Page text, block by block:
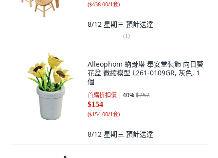
($438.00/1套)
8/12 星期三 預計送達
(1)
Alleophom 納骨塔 奉安堂裝飾 向日葵
花盆 微縮模型 L261-0109GR, 灰色, 1
個
首購折扣價 40%$257
$154
($154.00/1套)
8/12 星期三 預計送達